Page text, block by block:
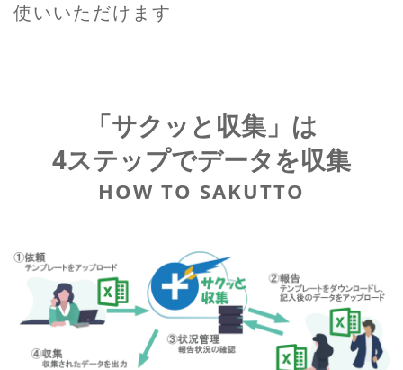
使いいただけます
「サクッと収集」は
4ステップでデータを収集
HOW TO SAKUTTO